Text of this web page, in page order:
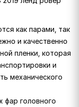
как парами, так
и качественно
пленки, которая
и
механического
фар головного